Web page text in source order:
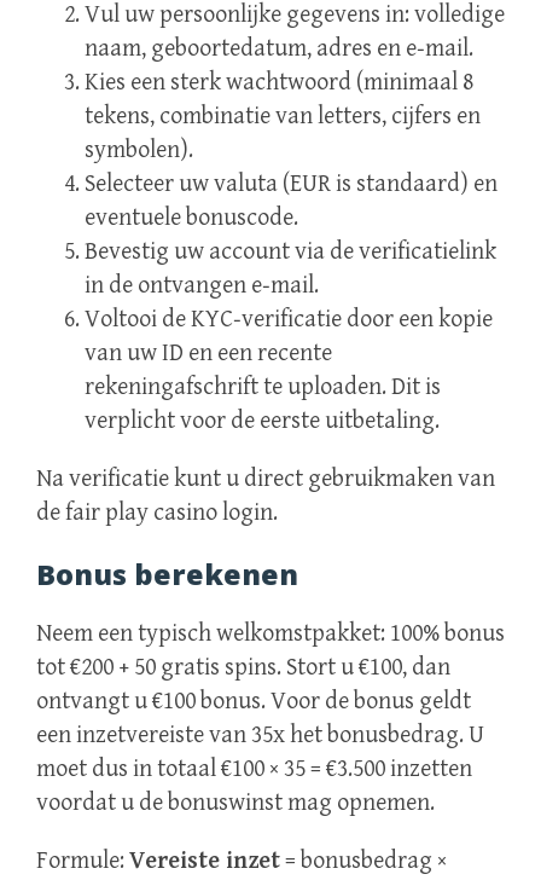
Vul uw persoonlijke gegevens in: volledige
naam, geboortedatum, adres en e‑mail.
Kies een sterk wachtwoord (minimaal 8
tekens, combinatie van letters, cijfers en
symbolen).
Selecteer uw valuta (EUR is standaard) en
eventuele bonuscode.
Bevestig uw account via de verificatielink
in de ontvangen e‑mail.
Voltooi de KYC‑verificatie door een kopie
van uw ID en een recente
rekeningafschrift te uploaden. Dit is
verplicht voor de eerste uitbetaling.
Na verificatie kunt u direct gebruikmaken van
de fair play casino login.
Bonus berekenen
Neem een typisch welkomstpakket: 100% bonus
tot €200 + 50 gratis spins. Stort u €100, dan
ontvangt u €100 bonus. Voor de bonus geldt
een inzetvereiste van 35x het bonusbedrag. U
moet dus in totaal €100 × 35 = €3.500 inzetten
voordat u de bonuswinst mag opnemen.
Formule: Vereiste inzet= bonusbedrag ×